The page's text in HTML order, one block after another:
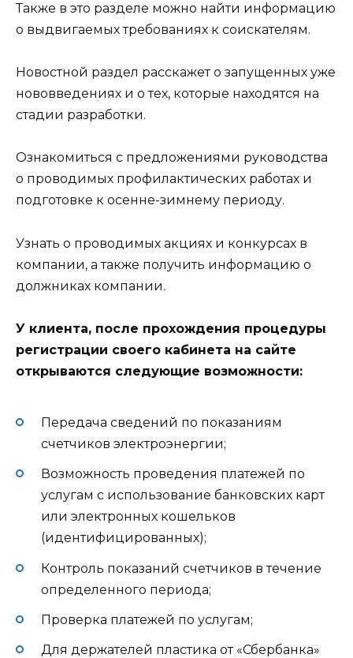
Также в это разделе можно найти информацию
о выдвигаемых требованиях к соискателям.
Новостной раздел расскажет о запущенных уже
нововведениях и о тех, которые находятся на
стадии разработки.
Ознакомиться с предложениями руководства
о проводимых профилактических работах и
подготовке к осенне-зимнему периоду.
Узнать о проводимых акциях и конкурсах в
компании, а также получить информацию о
должниках компании.
У клиента, после прохождения процедуры
регистрации своего кабинета на сайте
открываются следующие возможности:
Передача сведений по показаниям
счетчиков электроэнергии;
Возможность проведения платежей по
услугам с использование банковских карт
или электронных кошельков
(идентифицированных);
Контроль показаний счетчиков в течение
определенного периода;
Проверка платежей по услугам;
Для держателей пластика от «Сбербанка»